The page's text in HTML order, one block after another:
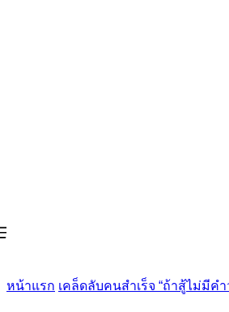
หน้าแรก เคล็ดลับคนสำเร็จ “ถ้าสู้ไม่มีคำ